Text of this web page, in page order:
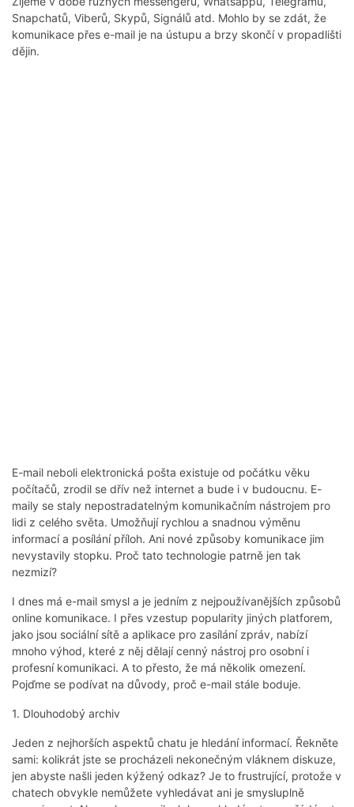
Snapchatů, Viberů, Skypů, Signálů atd. Mohlo by se zdát, že
komunikace přes e-mail je na ústupu a brzy skončí v propadlišti
dějin.
E-mail neboli elektronická pošta existuje od počátku věku
počítačů, zrodil se dřív než internet a bude i v budoucnu. E-
maily se staly nepostradatelným komunikačním nástrojem pro
lidi z celého světa. Umožňují rychlou a snadnou výměnu
informací a posílání příloh. Ani nové způsoby komunikace jim
nevystavily stopku. Proč tato technologie patrně jen tak
nezmizí?
I dnes má e-mail smysl a je jedním z nejpoužívanějších způsobů
online komunikace. I přes vzestup popularity jiných platforem,
jako jsou sociální sítě a aplikace pro zasílání zpráv, nabízí
mnoho výhod, které z něj dělají cenný nástroj pro osobní i
profesní komunikaci. A to přesto, že má několik omezení.
Pojďme se podívat na důvody, proč e-mail stále boduje.
1. Dlouhodobý archiv
Jeden z nejhorších aspektů chatu je hledání informací. Řekněte
sami: kolikrát jste se procházeli nekonečným vláknem diskuze,
jen abyste našli jeden kýžený odkaz? Je to frustrující, protože v
chatech obvykle nemůžete vyhledávat ani je smysluplně